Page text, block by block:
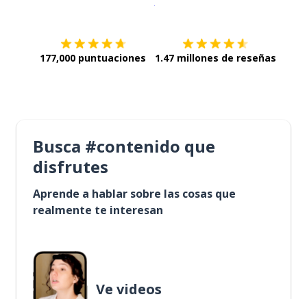
177,000 puntuaciones 1.47 millones de reseñas
Busca #contenido que
disfrutes
Aprende a hablar sobre las cosas que
realmente te interesan
Ve videos